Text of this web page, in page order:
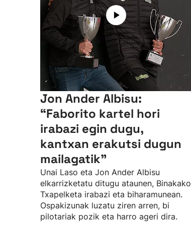
Jon Ander Albisu:
“Faborito kartel hori
irabazi egin dugu,
kantxan erakutsi dugun
mailagatik”
Unai Laso eta Jon Ander Albisu
elkarrizketatu ditugu ataunen, Binakako
Txapelketa irabazi eta biharamunean.
Ospakizunak luzatu ziren arren, bi
pilotariak pozik eta harro ageri dira.